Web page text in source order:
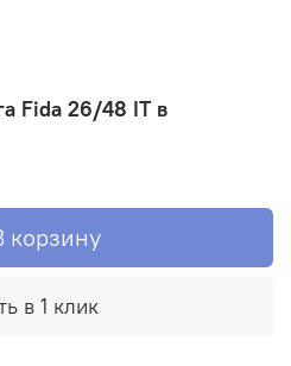
Fida 26/48 IT в
корзину
в 1 клик